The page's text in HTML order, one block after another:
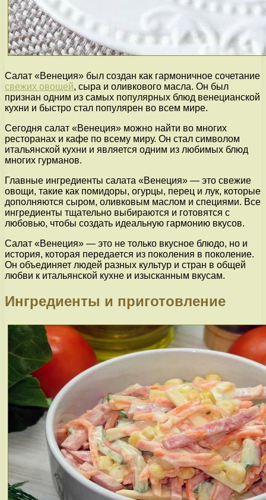
Салат «Венеция» был создан как гармоничное сочетание
свежих овощей, сыра и оливкового масла. Он был
признан одним из самых популярных блюд венецианской
кухни и быстро стал популярен во всем мире.
Сегодня салат «Венеция» можно найти во многих
ресторанах и кафе по всему миру. Он стал символом
итальянской кухни и является одним из любимых блюд
многих гурманов.
Главные ингредиенты салата «Венеция» — это свежие
овощи, такие как помидоры, огурцы, перец и лук, которые
дополняются сыром, оливковым маслом и специями. Все
ингредиенты тщательно выбираются и готовятся с
любовью, чтобы создать идеальную гармонию вкусов.
Салат «Венеция» — это не только вкусное блюдо, но и
история, которая передается из поколения в поколение.
Он объединяет людей разных культур и стран в общей
любви к итальянской кухне и изысканным вкусам.
Ингредиенты и приготовление